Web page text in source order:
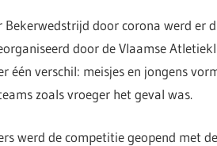
Bekerwedstrijd door corona werd er
door de Vlaamse
één verschil: meisjes en jongens
zoals vroeger het geval was.
werd de competitie geopend met de